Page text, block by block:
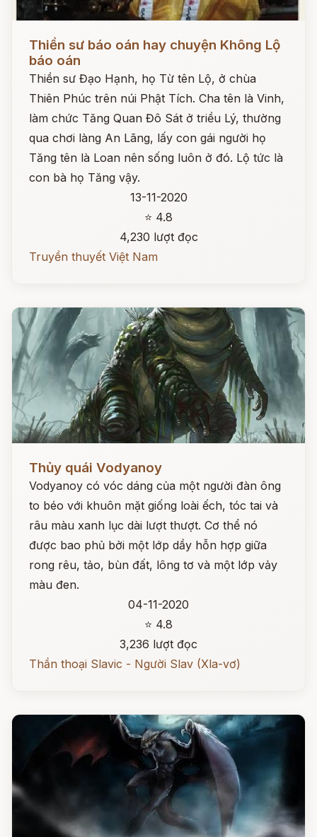
Đọc ngay
Thiền sư báo oán hay chuyện Không Lộ
báo oán
Thiền sư Đạo Hạnh, họ Từ tên Lộ, ở chùa
Thiên Phúc trên núi Phật Tích. Cha tên là Vinh,
làm chức Tăng Quan Đô Sát ở triều Lý, thường
qua chơi làng An Lãng, lấy con gái người họ
Tăng tên là Loan nên sống luôn ở đó. Lộ tức là
con bà họ Tăng vậy.
13-11-2020
⭐ 4.8
4,230 lượt đọc
Truyền thuyết Việt Nam
Thủy quái Vodyanoy
Vodyanoy có vóc dáng của một người đàn ông
to béo với khuôn mặt giống loài ếch, tóc tai và
râu màu xanh lục dài lượt thượt. Cơ thể nó
được bao phủ bởi một lớp dầy hỗn hợp giữa
rong rêu, tảo, bùn đất, lông tơ và một lớp vảy
màu đen.
04-11-2020
⭐ 4.8
3,236 lượt đọc
Thần thoại Slavic - Người Slav (Xla-vơ)